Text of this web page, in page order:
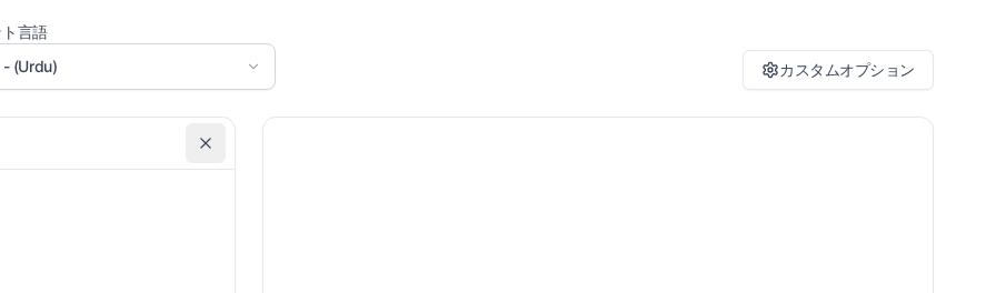
言語
اردو - (Urdu)
カスタムオプション